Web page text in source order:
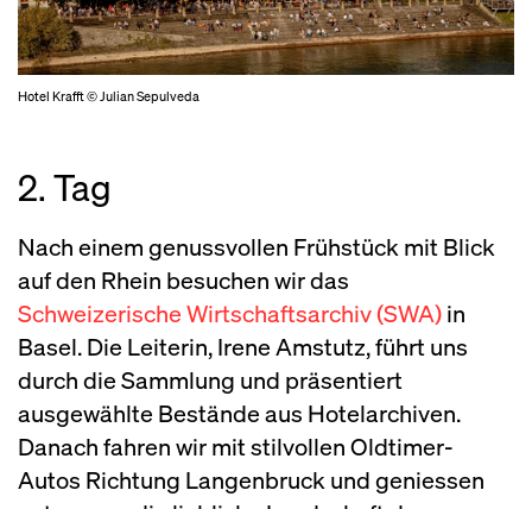
Hotel Krafft © Julian Sepulveda
2. Tag
Nach einem genussvollen Frühstück mit Blick
auf den Rhein besuchen wir das
Schweizerische Wirtschaftsarchiv (SWA)in
Basel. Die Leiterin, Irene Amstutz, führt uns
durch die Sammlung und präsentiert
ausgewählte Bestände aus Hotelarchiven.
Danach fahren wir mit stilvollen Oldtimer-
Autos Richtung Langenbruck und geniessen